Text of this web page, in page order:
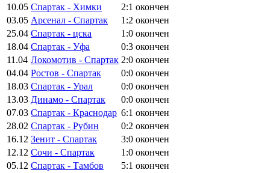
10.05 Спартак - Химки 2:1 окончен
03.05 Арсенал - Спартак 1:2 окончен
25.04 Спартак - цска 1:0 окончен
18.04 Спартак - Уфа 0:3 окончен
11.04 Локомотив - Спартак 2:0 окончен
04.04 Ростов - Спартак 0:0 окончен
18.03 Спартак - Урал 0:0 окончен
13.03 Динамо - Спартак 0:0 окончен
07.03 Спартак - Краснодар 6:1 окончен
28.02 Спартак - Рубин 0:2 окончен
16.12 Зенит - Спартак 3:0 окончен
12.12 Сочи - Спартак 1:0 окончен
05.12 Спартак - Тамбов 5:1 окончен